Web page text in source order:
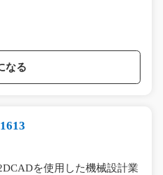
なる
を使用した機械設計業